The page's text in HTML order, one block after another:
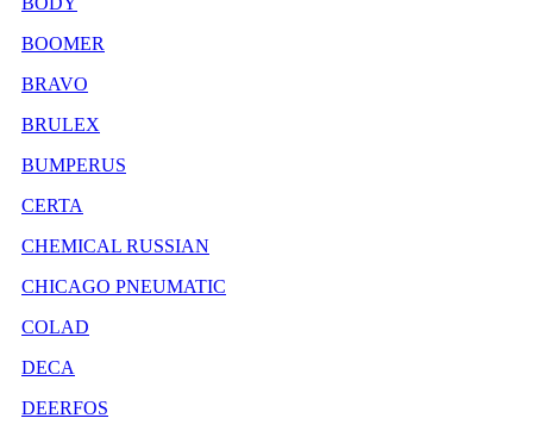
BOOMER
BRAVO
BRULEX
BUMPERUS
CERTA
CHEMICAL RUSSIAN
CHICAGO PNEUMATIC
COLAD
DECA
DEERFOS